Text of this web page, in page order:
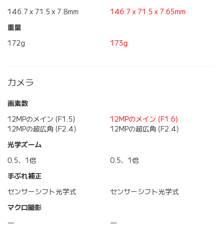
146.7 x 71.5 x 7.8mm
146.7 x 71.5 x 7.65mm
重量
172g
173g
カメラ
画素数
12MPのメイン (F1.5)
12MPの超広角 (F2.4)
12MPのメイン (F1.6)
12MPの超広角 (F2.4)
光学ズーム
0.5、1倍
0.5、1倍
手ぶれ補正
センサーシフト光学式
センサーシフト光学式
マクロ撮影
―
―